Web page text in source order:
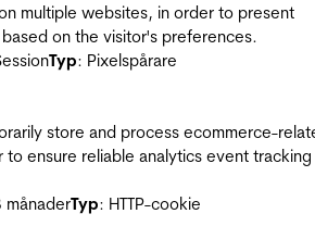
multiple websites, in order to present
on the visitor's preferences.
Typ: Pixelspårare
store and process ecommerce-
to ensure reliable analytics event tracking
månaderTyp: HTTP-cookie